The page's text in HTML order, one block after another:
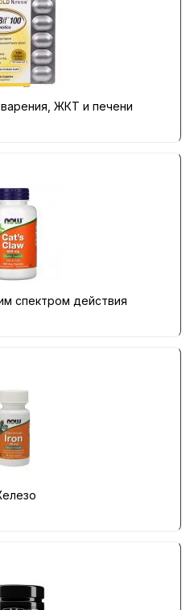
ЖКТ и печени
спектром действия